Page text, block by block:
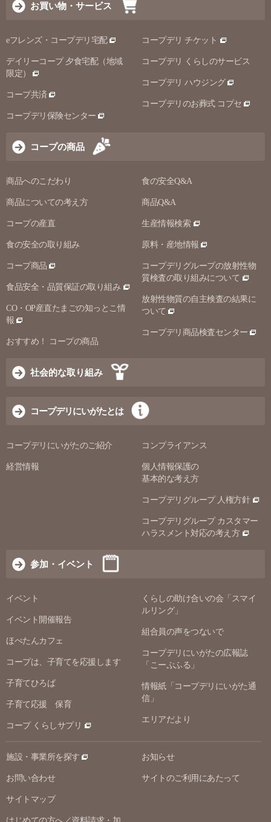
お買い物・サービス
eフレンズ・コープデリ宅配
デイリーコープ 夕食宅配（地域
限定）
コープ共済
コープデリ保険センター
コープデリ チケット
コープデリ くらしのサービス
コープデリ ハウジング
コープデリのお葬式 コプセ
コープの商品
商品へのこだわり
商品についての考え方
コープの産直
食の安全の取り組み
コープ商品
食品安全・品質保証の取り組み
CO・OP産直たまごの知っとこ情
報
おすすめ！ コープの商品
食の安全Q&A
商品Q&A
生産情報検索
原料・産地情報
コープデリグループの放射性物
質検査の取り組みについて
放射性物質の自主検査の結果に
ついて
コープデリ商品検査センター
社会的な取り組み
コープデリにいがたとは
コープデリにいがたのご紹介
経営情報
コンプライアンス
個人情報保護の
基本的な考え方
コープデリグループ 人権方針
コープデリグループ カスタマー
ハラスメント対応の考え方
参加・イベント
イベント
イベント開催報告
ほぺたんカフェ
コープは、子育てを応援します
子育てひろば
子育て応援 保育
コープ くらしサプリ
くらしの助け合いの会「スマイ
ルリング」
組合員の声をつないで
コープデリにいがたの広報誌
「こーぷふる」
情報紙「コープデリにいがた通
信」
エリアだより
施設・事業所を探す
お問い合わせ
サイトマップ
お知らせ
サイトのご利用にあたって